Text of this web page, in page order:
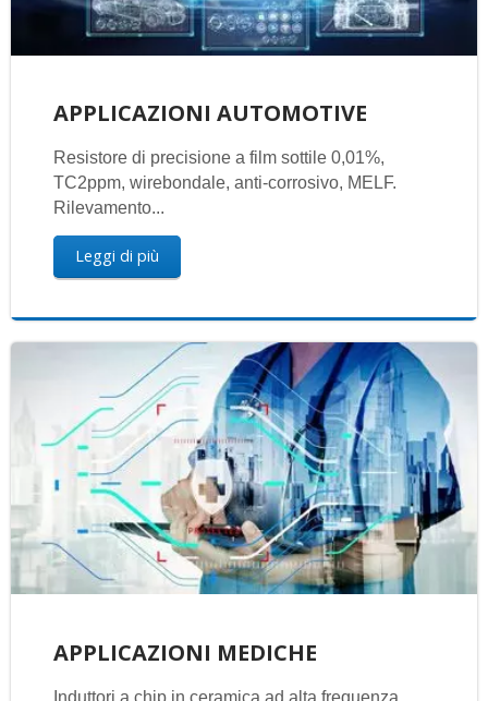
APPLICAZIONI AUTOMOTIVE
Resistore di precisione a film sottile 0,01%,
TC2ppm, wirebondale, anti-corrosivo, MELF.
Rilevamento...
Leggi di più
APPLICAZIONI MEDICHE
Induttori a chip in ceramica ad alta frequenza,